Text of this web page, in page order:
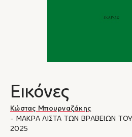
Εικόνες
Κώστας Μπουρναζάκης
- ΜΑΚΡΑ ΛΙΣΤΑ ΤΩΝ ΒΡΑΒΕΙΩΝ
2025